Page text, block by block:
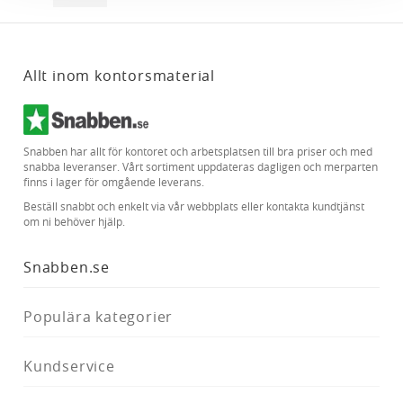
samlat in när du har använt deras tjänster.
Allt inom kontorsmaterial
Snabben har allt för kontoret och arbetsplatsen till bra priser och med
snabba leveranser. Vårt sortiment uppdateras dagligen och merparten
finns i lager för omgående leverans.
Beställ snabbt och enkelt via vår webbplats eller kontakta kundtjänst
om ni behöver hjälp.
Snabben.se
Populära kategorier
Kundservice